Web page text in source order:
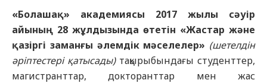
«Болашақ» академиясы 2017 жылы сәуір
айының 28 жұлдызында өтетін «Жастар және
қазіргі заманғы әлемдік мәселелер» (шетелдін
әріптестеріқатысады) тақырыбындағы студенттер,
магистранттар, докторанттар мен жас